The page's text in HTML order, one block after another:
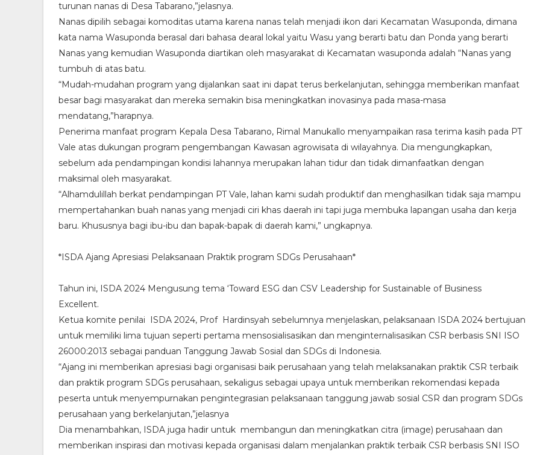
turunan nanas di Desa Tabarano,”jelasnya.
Nanas dipilih sebagai komoditas utama karena nanas telah menjadi ikon dari Kecamatan Wasuponda, dimana
kata nama Wasuponda berasal dari bahasa dearal lokal yaitu Wasu yang berarti batu dan Ponda yang berarti
Nanas yang kemudian Wasuponda diartikan oleh masyarakat di Kecamatan wasuponda adalah “Nanas yang
tumbuh di atas batu.
“Mudah-mudahan program yang dijalankan saat ini dapat terus berkelanjutan, sehingga memberikan manfaat
besar bagi masyarakat dan mereka semakin bisa meningkatkan inovasinya pada masa-masa
mendatang,”harapnya.
Penerima manfaat program Kepala Desa Tabarano, Rimal Manukallo menyampaikan rasa terima kasih pada PT
Vale atas dukungan program pengembangan Kawasan agrowisata di wilayahnya. Dia mengungkapkan,
sebelum ada pendampingan kondisi lahannya merupakan lahan tidur dan tidak dimanfaatkan dengan
maksimal oleh masyarakat.
“Alhamdulillah berkat pendampingan PT Vale, lahan kami sudah produktif dan menghasilkan tidak saja mampu
mempertahankan buah nanas yang menjadi ciri khas daerah ini tapi juga membuka lapangan usaha dan kerja
baru. Khususnya bagi ibu-ibu dan bapak-bapak di daerah kami,” ungkapnya.
*ISDA Ajang Apresiasi Pelaksanaan Praktik program SDGs Perusahaan*
Tahun ini, ISDA 2024 Mengusung tema ‘Toward ESG dan CSV Leadership for Sustainable of Business
Excellent.
Ketua komite penilai ISDA 2024, Prof Hardinsyah sebelumnya menjelaskan, pelaksanaan ISDA 2024 bertujuan
untuk memiliki lima tujuan seperti pertama mensosialisasikan dan menginternalisasikan CSR berbasis SNI ISO
26000:2013 sebagai panduan Tanggung Jawab Sosial dan SDGs di Indonesia.
“Ajang ini memberikan apresiasi bagi organisasi baik perusahaan yang telah melaksanakan praktik CSR terbaik
dan praktik program SDGs perusahaan, sekaligus sebagai upaya untuk memberikan rekomendasi kepada
peserta untuk menyempurnakan pengintegrasian pelaksanaan tanggung jawab sosial CSR dan program SDGs
perusahaan yang berkelanjutan,”jelasnya
Dia menambahkan, ISDA juga hadir untuk membangun dan meningkatkan citra (image) perusahaan dan
memberikan inspirasi dan motivasi kepada organisasi dalam menjalankan praktik terbaik CSR berbasis SNI ISO